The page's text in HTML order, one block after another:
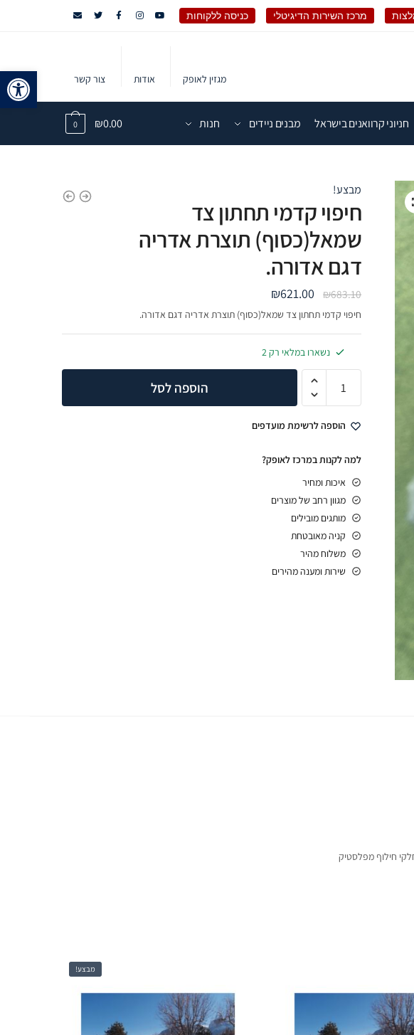
מרכז השירות הדיגיטלי כניסה ללקוחות
מגזין לאופק אודות צור קשר
חניוני קרוואנים בישראל מבנים ניידים חנות ₪0.00
0
מבצע!
חיפוי קדמי תחתון צד
שמאל(כסוף) תוצרת אדריה
דגם אדורה.
₪683.10
₪621.00
חיפוי קדמי תחתון צד שמאל(כסוף) תוצרת אדריה דגם אדורה.
נשארו במלאי רק 2
הוספה לסל
הוספה לרשימת מועדפים
למה לקנות במרכז לאופק?
איכות ומחיר
מגוון רחב של מוצרים
מותגים מובילים
קניה מאובטחת
משלוח מהיר
שירות ומענה מהירים
חילוף מפלסטיק
מבצע!